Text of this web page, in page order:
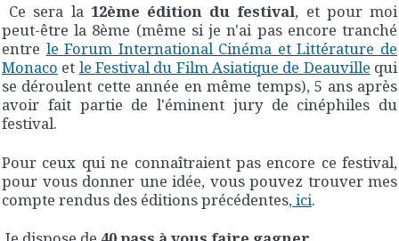
Ce sera la 12ème édition du festival, et pour moi
peut-être la 8ème (même si je n'ai pas encore tranché
entre le Forum International Cinéma et Littérature de
Monaco et le Festival du Film Asiatique de Deauville qui
se déroulent cette année en même temps), 5 ans après
avoir fait partie de l'éminent jury de cinéphiles du
festival.
Pour ceux qui ne connaîtraient pas encore ce festival,
pour vous donner une idée, vous pouvez trouver mes
compte rendus des éditions précédentes, ici.